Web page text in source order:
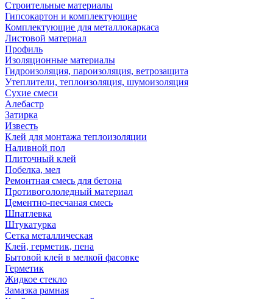
Строительные материалы
Гипсокартон и комплектующие
Комплектующие для металлокаркаса
Листовой материал
Профиль
Изоляционные материалы
Гидроизоляция, пароизоляция, ветрозащита
Утеплители, теплоизоляция, шумоизоляция
Сухие смеси
Алебастр
Затирка
Известь
Клей для монтажа теплоизоляции
Наливной пол
Плиточный клей
Побелка, мел
Ремонтная смесь для бетона
Противогололедный материал
Цементно-песчаная смесь
Шпатлевка
Штукатурка
Сетка металлическая
Клей, герметик, пена
Бытовой клей в мелкой фасовке
Герметик
Жидкое стекло
Замазка рамная